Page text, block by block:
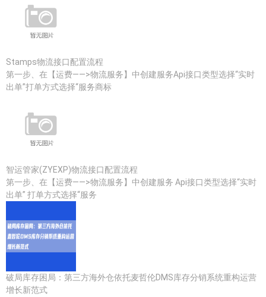
Stamps物流接口配置流程
第一步、在【运费——>物流服务】中创建服务Api接口类型选择“实时
出单”打单方式选择“服务商标
智运管家(ZYEXP)物流接口配置流程
第一步、在【运费——>物流服务】中创建服务 Api接口类型选择“实时
出单” 打单方式选择“服务
破局库存困局：第三方海外仓依托麦哲伦DMS库存分销系统重构运营
增长新范式